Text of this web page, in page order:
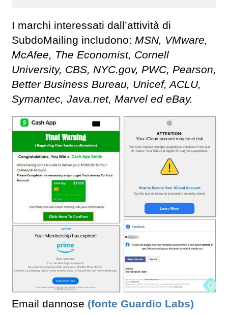
I marchi interessati dall’attività di
SubdoMailing includono: MSN, VMware,
McAfee, The Economist, Cornell
University, CBS, NYC.gov, PWC, Pearson,
Better Business Bureau, Unicef, ACLU,
Symantec, Java.net, Marvel ed eBay.
Email dannose (fonte Guardio Labs)